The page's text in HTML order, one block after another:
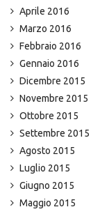
Aprile 2016
Marzo 2016
Febbraio 2016
Gennaio 2016
Dicembre 2015
Novembre 2015
Ottobre 2015
Settembre 2015
Agosto 2015
Luglio 2015
Giugno 2015
Maggio 2015